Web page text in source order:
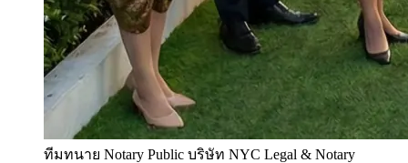
ทีมทนาย Notary Public บริษัท NYC Legal & Notary